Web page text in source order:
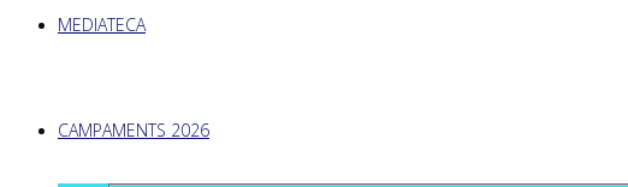
MEDIATECA
CAMPAMENTS 2026